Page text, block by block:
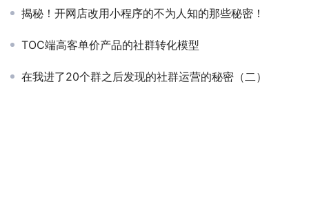
揭秘！开网店改用小程序的不为人知的那些秘密！
TOC端高客单价产品的社群转化模型
在我进了20个群之后发现的社群运营的秘密（二）